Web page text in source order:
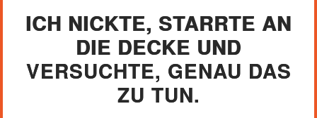
ICH NICKTE, STARRTE AN
DIE DECKE UND
VERSUCHTE, GENAU DAS
ZU TUN.